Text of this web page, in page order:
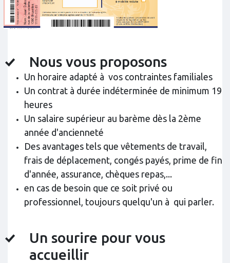
Nous vous proposons
Un horaire adapté à vos contraintes familiales
Un contrat à durée indéterminée de minimum 19
heures
Un salaire supérieur au barème dès la 2ème
année d'ancienneté
Des avantages tels que vêtements de travail,
frais de déplacement, congés payés, prime de fin
d'année, assurance, chèques repas,...
en cas de besoin que ce soit privé ou
professionnel, toujours quelqu'un à qui parler.
Un sourire pour vous
accueillir